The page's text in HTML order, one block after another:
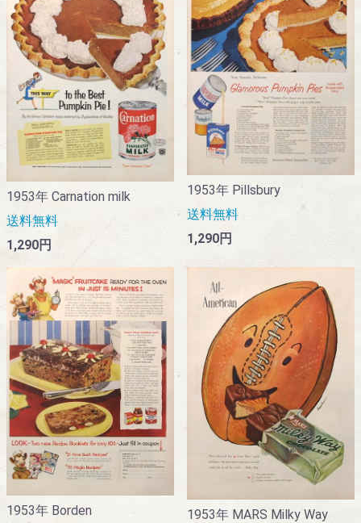
1953年 Carnation milk
送料無料
1,290円
1953年 Pillsbury
送料無料
1,290円
1953年 Borden
1953年 MARS Milky Way